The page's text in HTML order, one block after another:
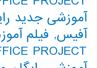
آموزشی جدید
آفیس, فیلم
PROJECT